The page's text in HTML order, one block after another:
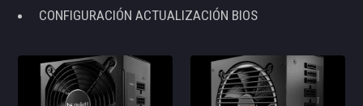
CONFIGURACIÓN ACTUALIZACIÓN BIOS